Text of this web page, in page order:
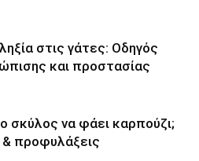
στις γάτες: Οδηγός
και προστασίας
σκύλος να φάει καρπούζι;
& προφυλάξεις